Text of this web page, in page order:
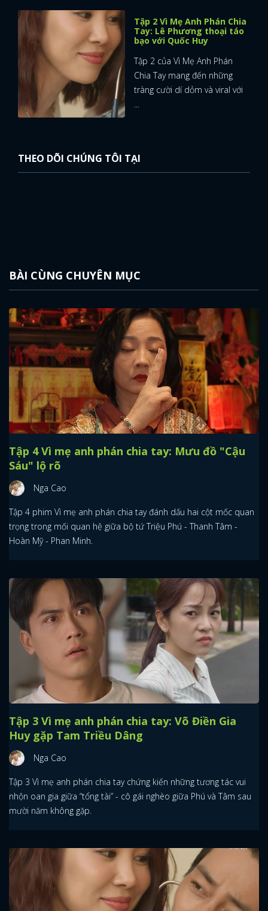
Tập 2 Vì Mẹ Anh Phán Chia
Tay: Lê Phương thoại táo
bạo với Quốc Huy
Tập 2 của Vì Mẹ Anh Phán
Chia Tay mang đến những
tràng cười dí dỏm và viral với
...
THEO DÕI CHÚNG TÔI TẠI
BÀI CÙNG CHUYÊN MỤC
Tập 4 Vì mẹ anh phán chia tay: Mưu đồ "Cậu
Sáu" lộ rõ
Nga Cao
Tập 4 phim Vì mẹ anh phán chia tay đánh dấu hai cột mốc quan
trọng trong mối quan hệ giữa bộ tứ Triệu Phú - Thanh Tâm -
Hoàn Mỹ - Phan Minh.
Tập 3 Vì mẹ anh phán chia tay: Võ Điền Gia
Huy gặp Tam Triều Dâng
Nga Cao
Tập 3 Vì mẹ anh phán chia tay chứng kiến những tương tác vui
nhộn oan gia giữa “tổng tài” - cô gái nghèo giữa Phú và Tâm sau
mười năm không gặp.